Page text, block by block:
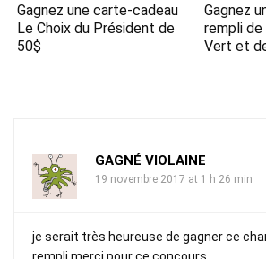
Gagnez une carte-cadeau
Le Choix du Président de
50$
Gagnez
rempli
Vert et
GAGNÉ VIOLAINE
19 novembre 2017 at 1 h 26 min
je serait très heureuse de gagner ce